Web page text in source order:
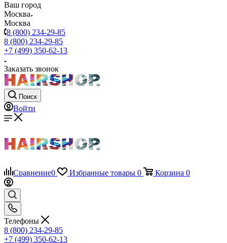
Ваш город
Москва
Москва
8 (800) 234-29-85
8 (800) 234-29-85
+7 (499) 350-62-13
Заказать звонок
Поиск
Войти
Сравнение0 Избранные товары 0 Корзина 0
Телефоны
8 (800) 234-29-85
+7 (499) 350-62-13